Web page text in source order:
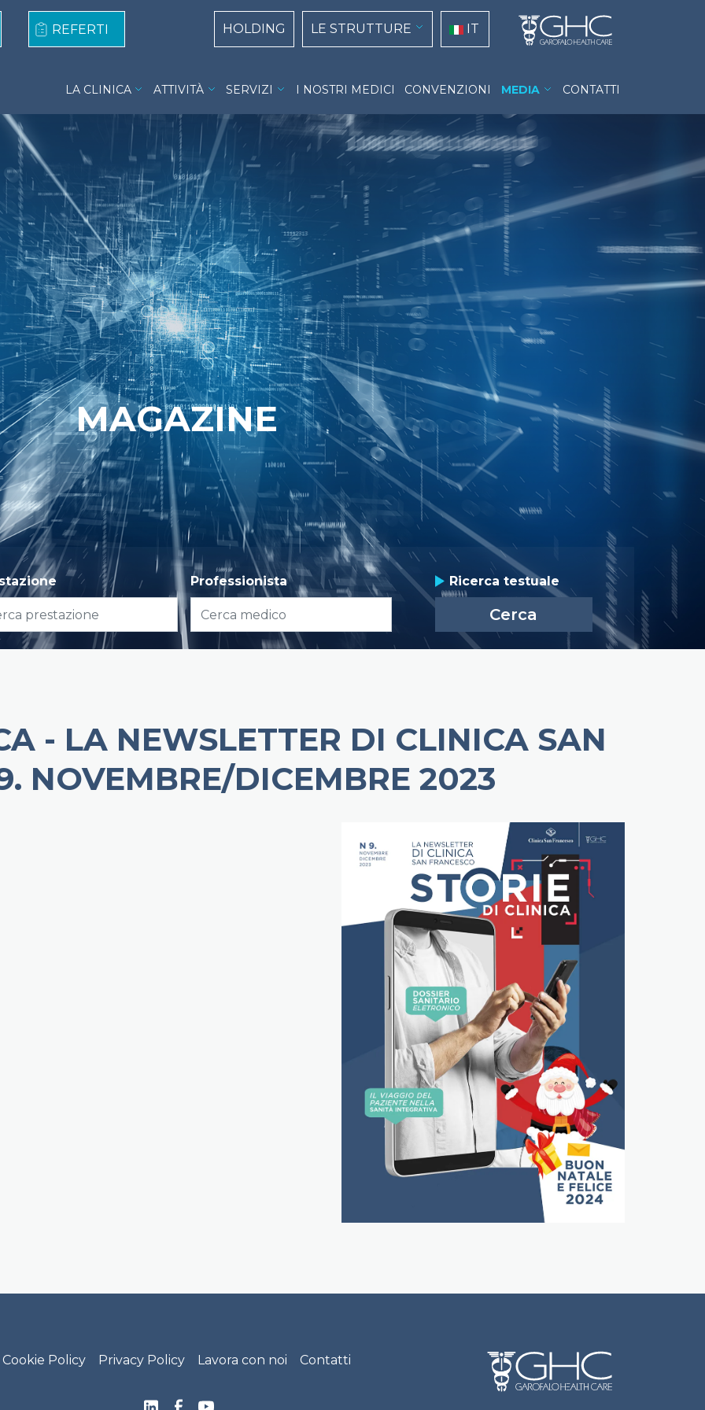
REFERTI
Centri Top navigation
HOLDING LE STRUTTURE IT
LA CLINICA ATTIVITÀ SERVIZI I NOSTRI MEDICI CONVENZIONI MEDIA CONTATTI
Professionista group_actions
Ricerca testuale
MAGAZINE
- LA NEWSLETTER DI CLINICA SAN
NOVEMBRE/DICEMBRE 2023
Footer menu
Cookie Policy Privacy Policy Lavora con noi Contatti